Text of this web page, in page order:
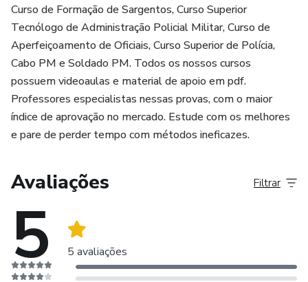
Curso de Formação de Sargentos, Curso Superior
Tecnólogo de Administração Policial Militar, Curso de
Aperfeiçoamento de Oficiais, Curso Superior de Polícia,
Cabo PM e Soldado PM. Todos os nossos cursos
possuem videoaulas e material de apoio em pdf.
Professores especialistas nessas provas, com o maior
índice de aprovação no mercado. Estude com os melhores
e pare de perder tempo com métodos ineficazes.
Avaliações
5 5 avaliações
Filtrar